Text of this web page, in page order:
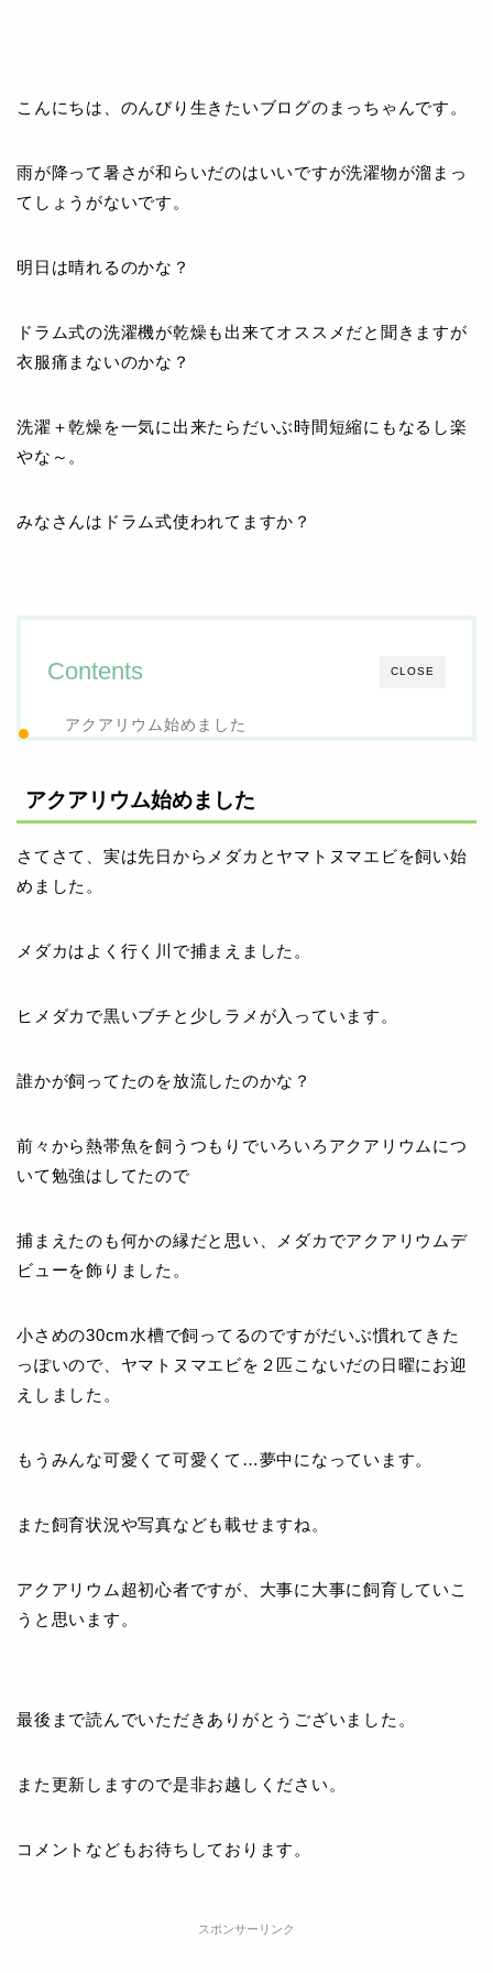
こんにちは、のんびり生きたいブログのまっちゃんです。
雨が降って暑さが和らいだのはいいですが洗濯物が溜まっ
てしょうがないです。
明日は晴れるのかな？
ドラム式の洗濯機が乾燥も出来てオススメだと聞きますが
衣服痛まないのかな？
洗濯＋乾燥を一気に出来たらだいぶ時間短縮にもなるし楽
やな～。
みなさんはドラム式使われてますか？
CLOSE
Contents
アクアリウム始めました
アクアリウム始めました
さてさて、実は先日からメダカとヤマトヌマエビを飼い始
めました。
メダカはよく行く川で捕まえました。
ヒメダカで黒いブチと少しラメが入っています。
誰かが飼ってたのを放流したのかな？
前々から熱帯魚を飼うつもりでいろいろアクアリウムにつ
いて勉強はしてたので
捕まえたのも何かの縁だと思い、メダカでアクアリウムデ
ビューを飾りました。
小さめの30cm水槽で飼ってるのですがだいぶ慣れてきた
っぽいので、ヤマトヌマエビを２匹こないだの日曜にお迎
えしました。
もうみんな可愛くて可愛くて…夢中になっています。
また飼育状況や写真なども載せますね。
アクアリウム超初心者ですが、大事に大事に飼育していこ
うと思います。
最後まで読んでいただきありがとうございました。
また更新しますので是非お越しください。
コメントなどもお待ちしております。
スポンサーリンク